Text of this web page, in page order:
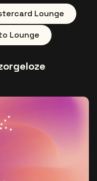
Lounge
Lounge